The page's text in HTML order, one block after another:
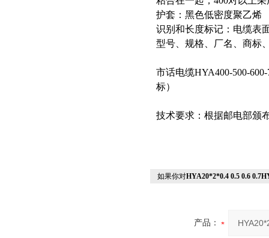
护套：黑色低密度聚乙烯
识别和长度标记：电缆表
型号、规格、厂名、商标
市话电缆HYA400-500-
标）
技术要求：根据邮电部颁
如果你对HYA20*2*0.4 0.5 0.6
产品：